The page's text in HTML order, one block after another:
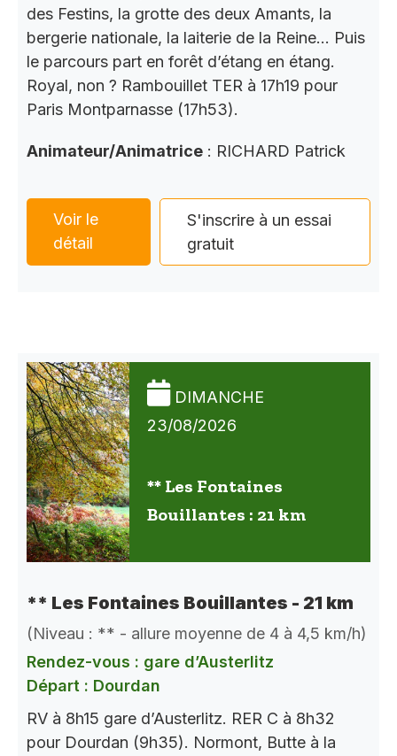
des Festins, la grotte des deux Amants, la
bergerie nationale, la laiterie de la Reine… Puis
le parcours part en forêt d’étang en étang.
Royal, non ? Rambouillet TER à 17h19 pour
Paris Montparnasse (17h53).
Animateur/Animatrice : RICHARD Patrick
Voir le
détail
S'inscrire à un essai
gratuit
DIMANCHE
23/08/2026
** Les Fontaines
Bouillantes : 21 km
** Les Fontaines Bouillantes - 21 km
(Niveau : ** - allure moyenne de 4 à 4,5 km/h)
Rendez-vous : gare d’Austerlitz
Départ : Dourdan
RV à 8h15 gare d’Austerlitz. RER C à 8h32
pour Dourdan (9h35). Normont, Butte à la